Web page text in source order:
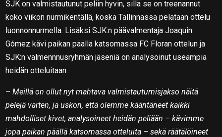
SJK on valmistautunut peliin hyvin, sillä se on treenannut
koko viikon nurmikentällä, koska Tallinnassa pelataan ottelu
luonnonnurmella. Lisäksi SJK:n päävalmentaja Joaquin
Gómez kävi paikan päällä katsomassa FC Floran ottelun ja
SJK:n valmennnusryhmän jäseniä on analysoinut useampia
heidän otteluitaan.
–Meillä on ollut nyt mahtava valmistautumisjakso näitä
pelejä varten, ja uskon, että olemme kääntäneet kaikki
mahdolliset kivet, analysoineet heidän peliään – kävimme
jopa paikan päällä katsomassa otteluita – sekä räätälöineet